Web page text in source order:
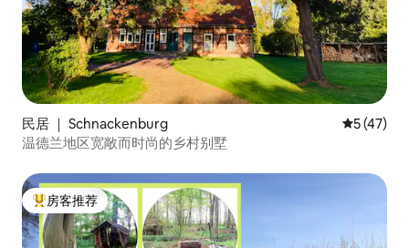
民居 ｜ Schnackenburg 平均评分
5 (47)
温德兰地区宽敞而时尚的乡村别墅
热门「房客推荐」
房客推荐